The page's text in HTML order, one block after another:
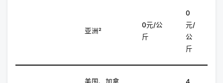
亚洲²
0元/公
斤
0
元/
公
斤